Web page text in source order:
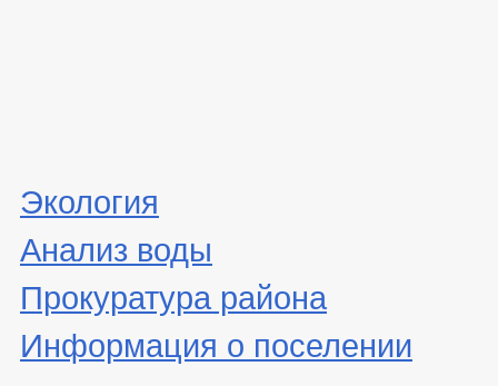
Экология
Анализ воды
Прокуратура района
Информация о поселении